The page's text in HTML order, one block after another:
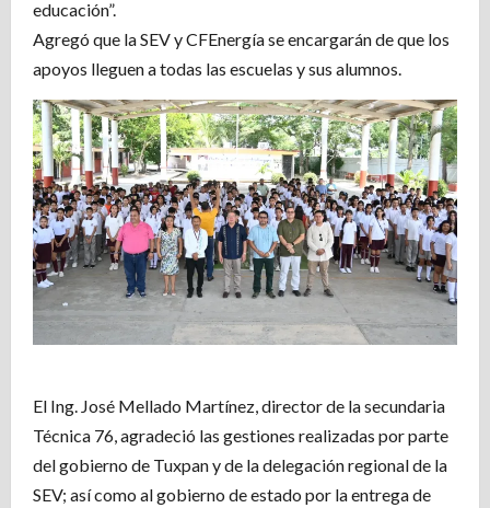
educación”.
Agregó que la SEV y CFEnergía se encargarán de que los
apoyos lleguen a todas las escuelas y sus alumnos.
El Ing. José Mellado Martínez, director de la secundaria
Técnica 76, agradeció las gestiones realizadas por parte
del gobierno de Tuxpan y de la delegación regional de la
SEV; así como al gobierno de estado por la entrega de